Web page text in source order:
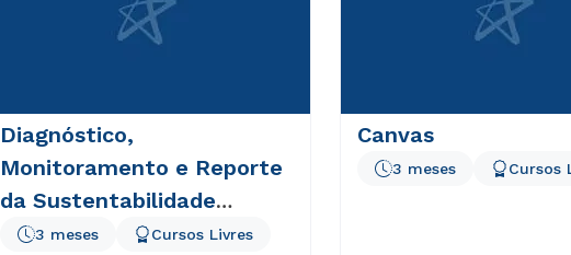
Diagnóstico,
Monitoramento e Reporte
da Sustentabilidade
Corporativa
3 meses Cursos Livres
Canvas
3 meses Cursos